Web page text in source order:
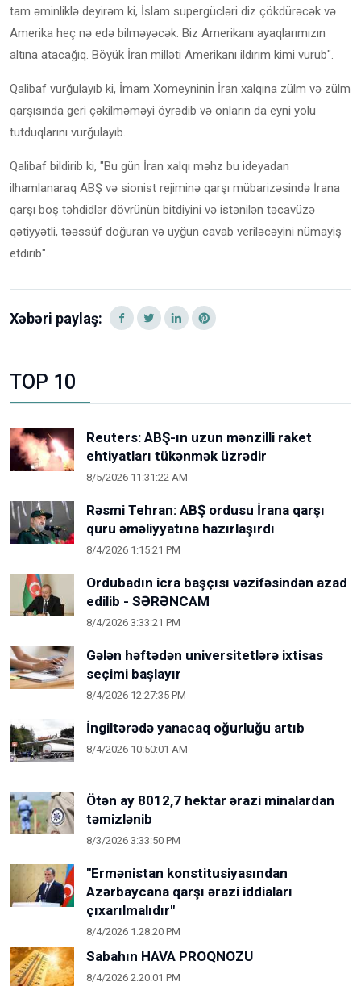
tam əminliklə deyirəm ki, İslam supergücləri diz çökdürəcək və
Amerika heç nə edə bilməyəcək. Biz Amerikanı ayaqlarımızın
altına atacağıq. Böyük İran milləti Amerikanı ildırım kimi vurub".
Qalibaf vurğulayıb ki, İmam Xomeyninin İran xalqına zülm və zülm
qarşısında geri çəkilməməyi öyrədib və onların da eyni yolu
tutduqlarını vurğulayıb.
Qalibaf bildirib ki, "Bu gün İran xalqı məhz bu ideyadan
ilhamlanaraq ABŞ və sionist rejiminə qarşı mübarizəsində İrana
qarşı boş təhdidlər dövrünün bitdiyini və istənilən təcavüzə
qətiyyətli, təəssüf doğuran və uyğun cavab veriləcəyini nümayiş
etdirib".
Xəbəri paylaş:
TOP 10
Reuters: ABŞ-ın uzun mənzilli raket
ehtiyatları tükənmək üzrədir
8/5/2026 11:31:22 AM
Rəsmi Tehran: ABŞ ordusu İrana qarşı
quru əməliyyatına hazırlaşırdı
8/4/2026 1:15:21 PM
Ordubadın icra başçısı vəzifəsindən azad
edilib - SƏRƏNCAM
8/4/2026 3:33:21 PM
Gələn həftədən universitetlərə ixtisas
seçimi başlayır
8/4/2026 12:27:35 PM
İngiltərədə yanacaq oğurluğu artıb
8/4/2026 10:50:01 AM
Ötən ay 8012,7 hektar ərazi minalardan
təmizlənib
8/3/2026 3:33:50 PM
"Ermənistan konstitusiyasından
Azərbaycana qarşı ərazi iddiaları
çıxarılmalıdır"
8/4/2026 1:28:20 PM
Sabahın HAVA PROQNOZU
8/4/2026 2:20:01 PM